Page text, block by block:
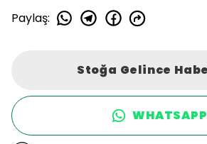
Paylaş:
Stoğa Gelince
WHATSAPP